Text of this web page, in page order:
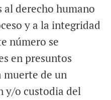
derecho humano
y a la integridad
número se
en presuntos
de un
y/o custodia del